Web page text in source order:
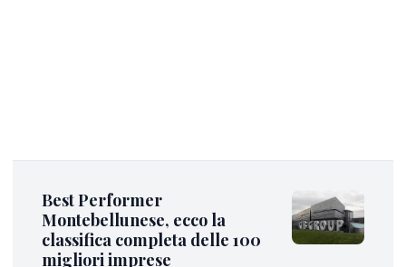
Best Performer
Montebellunese, ecco la
classifica completa delle 100
migliori imprese